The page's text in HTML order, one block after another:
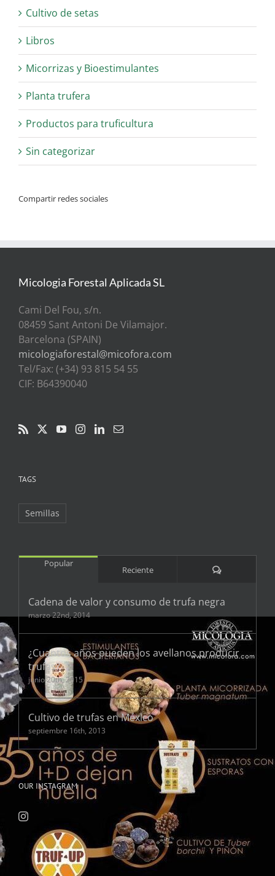
Cultivo de setas
Libros
Micorrizas y Bioestimulantes
Planta trufera
Productos para truficultura
Sin categorizar
Compartir redes sociales
Micologia Forestal Aplicada SL
Cami Del Fou, s/n.
08459 Sant Antoni De Vilamajor.
Barcelona (SPAIN)
micologiaforestal@micofora.com
Tel/Fax: (+34) 93 815 54 55
CIF: B64390040
TAGS
Semillas
Popular
Reciente Comentarios
Cadena de valor y consumo de trufa negra
marzo 22nd, 2014
¿Cuantos años pueden los avellanos producir
trufas?
junio 20th, 2015
Cultivo de trufas en México
septiembre 16th, 2013
OUR INSTAGRAM